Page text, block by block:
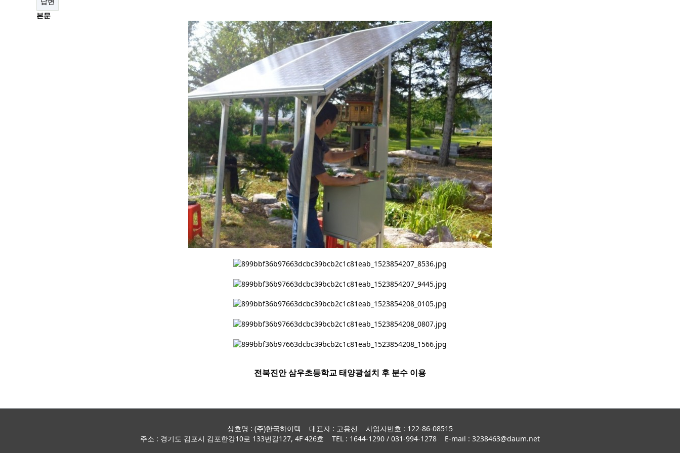
본문
전북진안 삼우초등학교 태양광설치 후 분수 이용
상호명 : (주)한국하이텍 대표자 : 고용선 사업자번호 : 122-86-08515
주소 : 경기도 김포시 김포한강10로 133번길127, 4F 426호 TEL : 1644-1290 / 031-994-1278 E-mail : 3238463@daum.net